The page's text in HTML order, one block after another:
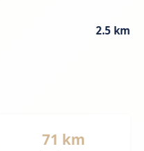
2.5 km
71 km